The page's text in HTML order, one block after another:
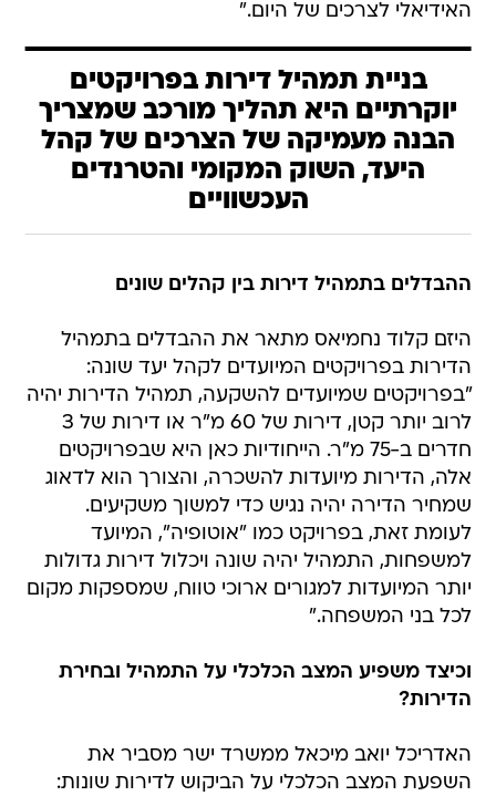
האידיאלי לצרכים של היום."
בניית תמהיל דירות בפרויקטים
יוקרתיים היא תהליך מורכב שמצריך
הבנה מעמיקה של הצרכים של קהל
היעד, השוק המקומי והטרנדים
העכשוויים
ההבדלים בתמהיל דירות בין קהלים שונים
היזם קלוד נחמיאס מתאר את ההבדלים בתמהיל
הדירות בפרויקטים המיועדים לקהל יעד שונה:
"בפרויקטים שמיועדים להשקעה, תמהיל הדירות יהיה
לרוב יותר קטן, דירות של 60 מ"ר או דירות של 3
חדרים ב-75 מ"ר. הייחודיות כאן היא שבפרויקטים
אלה, הדירות מיועדות להשכרה, והצורך הוא לדאוג
שמחיר הדירה יהיה נגיש כדי למשוך משקיעים.
לעומת זאת, בפרויקט כמו "אוטופיה", המיועד
למשפחות, התמהיל יהיה שונה ויכלול דירות גדולות
יותר המיועדות למגורים ארוכי טווח, שמספקות מקום
לכל בני המשפחה."
וכיצד משפיע המצב הכלכלי על התמהיל ובחירת
הדירות?
האדריכל יואב מיכאל ממשרד ישר מסביר את
השפעת המצב הכלכלי על הביקוש לדירות שונות: